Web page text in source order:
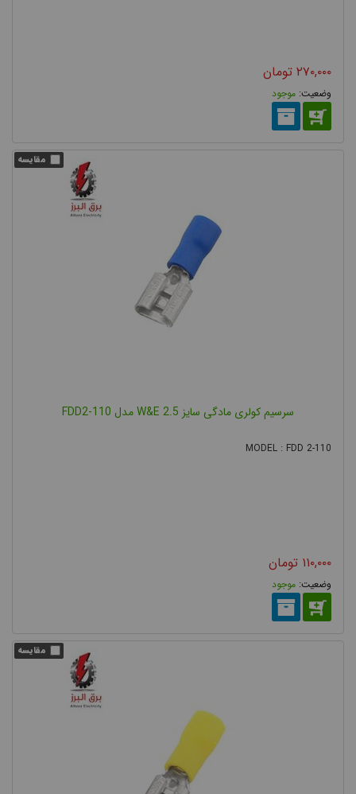
۲۷۰,۰۰۰ تومان
موجود
سرسیم کولری مادگی سایز 2.5 W&E مدل FDD2-110
MODEL : FDD 2-110
۱۱۰,۰۰۰ تومان
موجود